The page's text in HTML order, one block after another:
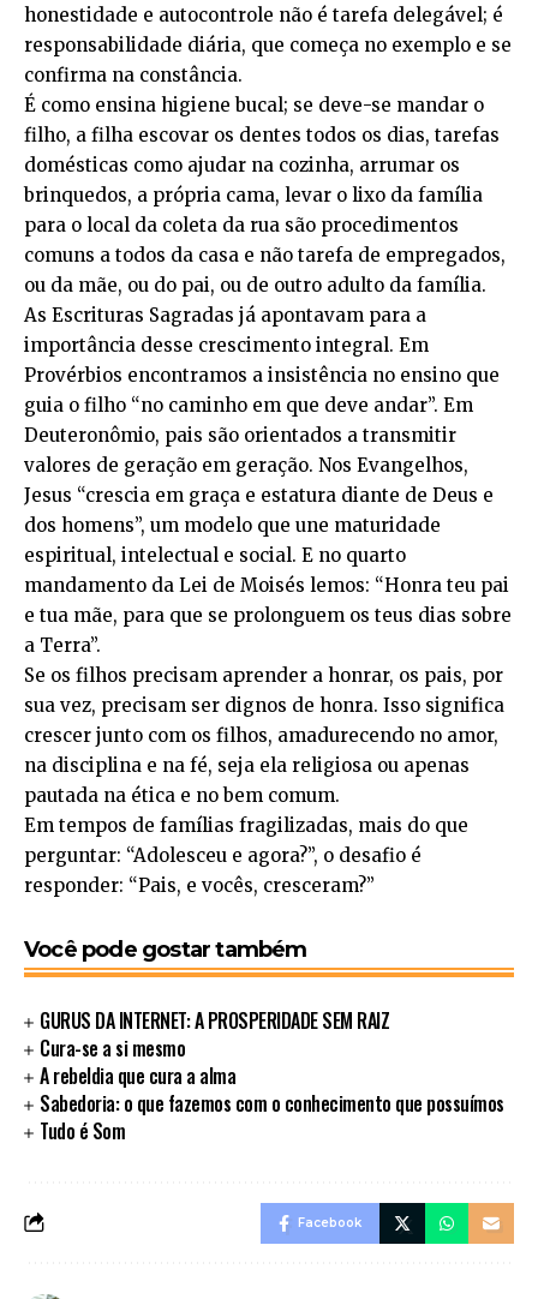
honestidade e autocontrole não é tarefa delegável; é
responsabilidade diária, que começa no exemplo e se
confirma na constância.
É como ensina higiene bucal; se deve-se mandar o
filho, a filha escovar os dentes todos os dias, tarefas
domésticas como ajudar na cozinha, arrumar os
brinquedos, a própria cama, levar o lixo da família
para o local da coleta da rua são procedimentos
comuns a todos da casa e não tarefa de empregados,
ou da mãe, ou do pai, ou de outro adulto da família.
As Escrituras Sagradas já apontavam para a
importância desse crescimento integral. Em
Provérbios encontramos a insistência no ensino que
guia o filho “no caminho em que deve andar”. Em
Deuteronômio, pais são orientados a transmitir
valores de geração em geração. Nos Evangelhos,
Jesus “crescia em graça e estatura diante de Deus e
dos homens”, um modelo que une maturidade
espiritual, intelectual e social. E no quarto
mandamento da Lei de Moisés lemos: “Honra teu pai
e tua mãe, para que se prolonguem os teus dias sobre
a Terra”.
Se os filhos precisam aprender a honrar, os pais, por
sua vez, precisam ser dignos de honra. Isso significa
crescer junto com os filhos, amadurecendo no amor,
na disciplina e na fé, seja ela religiosa ou apenas
pautada na ética e no bem comum.
Em tempos de famílias fragilizadas, mais do que
perguntar: “Adolesceu e agora?”, o desafio é
responder: “Pais, e vocês, cresceram?”
Você pode gostar também
GURUS DA INTERNET: A PROSPERIDADE SEM RAIZ
Cura-se a si mesmo
A rebeldia que cura a alma
Sabedoria: o que fazemos com o conhecimento que possuímos
Tudo é Som
Facebook